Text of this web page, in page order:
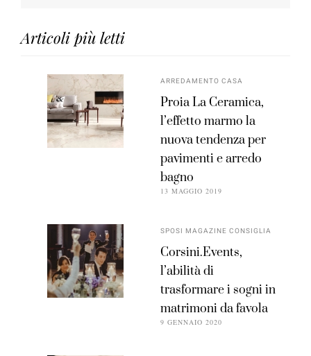
Articoli più letti
ARREDAMENTO CASA
Proia La Ceramica,
l’effetto marmo la
nuova tendenza per
pavimenti e arredo
bagno
13 MAGGIO 2019
SPOSI MAGAZINE CONSIGLIA
Corsini.Events,
l’abilità di
trasformare i sogni in
matrimoni da favola
9 GENNAIO 2020